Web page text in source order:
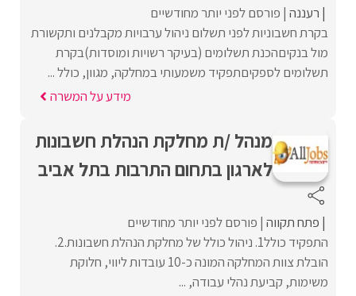
רעננה פורסם לפני יותר מחודשיים
בקרת חשבוניות לפני תשלום ניהול ערבויות מקבלנים ותקשורת
מול בנקיםהכנת תשלומים (בעיקר רשויות ומוסדות)בקרת
תשלומים לספקיםתפקיד משמעותי במחלקה, מגוון, כולל ...
מידע על המשרה
מנהל /ת מחלקת הנהלת חשבונות
לארגון בתחום התרבות בתל אביב
פתח תקווה פורסם לפני יותר מחודשיים
התפקיד כולל1. ניהול כולל של מחלקת הנהלת חשבונות.2.
הובלת צוות המחלקה המונה כ-10 עובדות ליווי, חלוקת
משימות, קביעת נהלי עבודה, ...